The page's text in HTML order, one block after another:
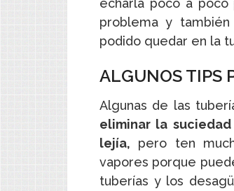
problema y
podido quedar en la
ALGUNOS TIPS
Algunas de las
eliminar la
lejía, pero ten
vapores porque
tuberías y los